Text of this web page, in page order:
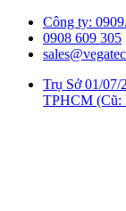
Công ty:
0908 609 305
Trụ Sở 01/07/
TPHCM (Cũ: